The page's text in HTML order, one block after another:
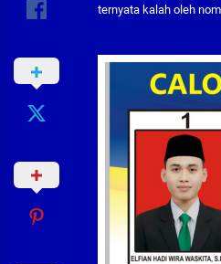
ternyata kalah oleh